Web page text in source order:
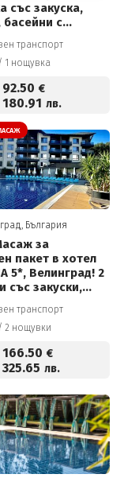
със закуска,
басейни с
вода и СПА
Безплатно за
на цени от
транспорт
2 дни / 1 нощувка
92.50 €
180.91 лв.
България
за
пакет в хотел
5*, Велинград! 2
със закуски,
и външен
минерална вода
до 12 г
транспорт
3 дни / 2 нощувки
166.50 €
325.65 лв.